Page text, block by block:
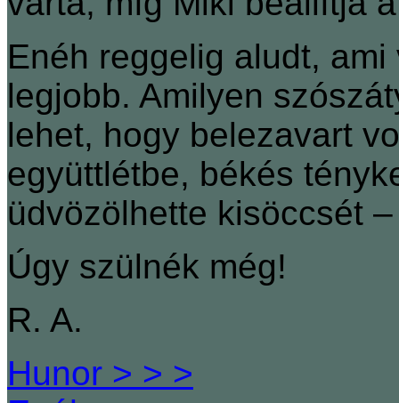
Enéh reggelig aludt,
legjobb. Amilyen
lehet, hogy belezavart
együttlétbe, békés
üdvözölhette kisöccsét
Úgy szülnék még!
R. A.
Hunor > > >